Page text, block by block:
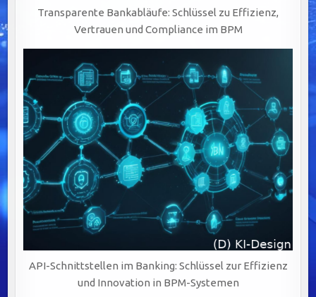
Transparente Bankabläufe: Schlüssel zu Effizienz,
Vertrauen und Compliance im BPM
API-Schnittstellen im Banking: Schlüssel zur Effizienz
und Innovation in BPM-Systemen